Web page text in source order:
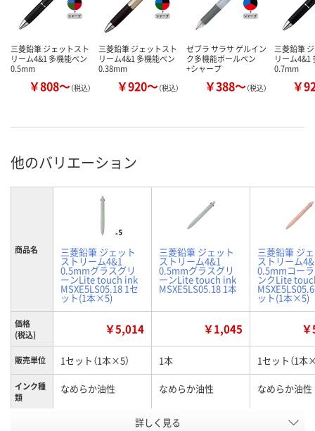
三菱鉛筆 ジェットスト
リーム4&1 多機能ペン
0.5mm
￥808～（税込）
三菱鉛筆 ジェットスト
リーム4&1 多機能ペン
0.38mm
￥920～（税込）
ゼブラ サラサ ゲルイン
ク多機能ボールペン
+シャープ
￥388～（税込）
三菱鉛筆
リーム4&1
0.7mm
￥
他のバリエーション
商品名 三菱鉛筆 ジェット
ストリーム4&1
0.5mmグラスグリ
ーンLite touch ink
MSXE5LS05.18 1セ
ット(1本×5)
三菱鉛筆 ジェット
ストリーム4&1
0.5mmグラスグリ
ーンLite touch ink
MSXE5LS05.18 1本
三菱鉛筆 ジ
ストリーム
0.5mmコー
ンクLite
ット(1本×5)
価格
(税込)
￥5,014 ￥1,045
販売単位 1セット（1本×5） 1本 1セット（1本
インク種
類
なめらか油性 なめらか油性 なめらか油性
グラスグリーン コーラルピ
詳しく見る